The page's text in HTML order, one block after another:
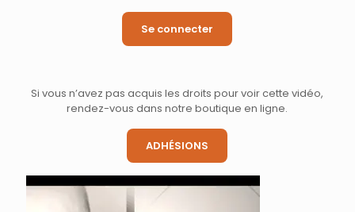
Se connecter
Si vous n’avez pas acquis les droits pour voir cette vidéo,
rendez-vous dans notre boutique en ligne.
ADHÉSIONS